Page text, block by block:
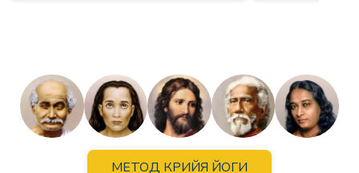
МЕТОД КРИЙЯ ЙОГИ